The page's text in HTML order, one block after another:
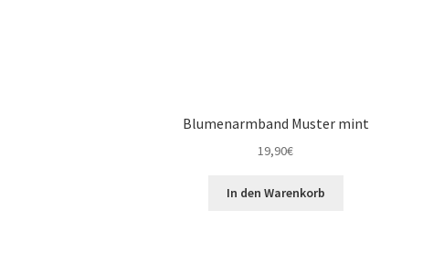
Blumenarmband Muster mint
19,90€
In den Warenkorb